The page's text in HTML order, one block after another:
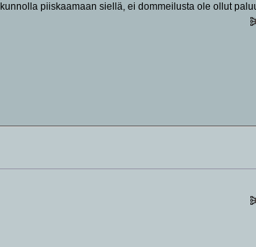
piiskaamaan siellä, ei dommeilusta ole ollut